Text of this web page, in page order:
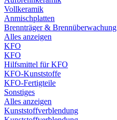
Vollkeramik
Anmischplatten
Brennträger & Brennüberwachung
Alles anzeigen
KFO
KFO
Hilfsmittel für KFO
KFO-Kunststoffe
KFO-Fertigteile
Sonstiges
Alles anzeigen
Kunststoffverblendung